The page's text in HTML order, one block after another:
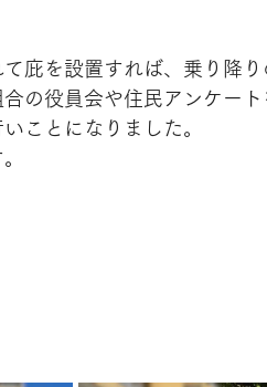
庇を設置すれば、乗り降
の役員会や住民アンケー
ことになりました。